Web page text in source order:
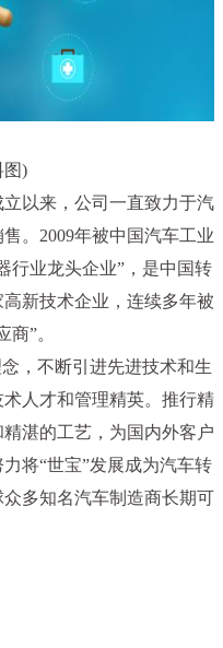
图)
以来，公司一直致力于汽
。2009年被中国汽车工业
行业龙头企业”，是中国转
新技术企业，连续多年被
”。
，不断引进先进技术和生
人才和管理精英。推行精
湛的工艺，为国内外客户
将“世宝”发展成为汽车转
多知名汽车制造商长期可